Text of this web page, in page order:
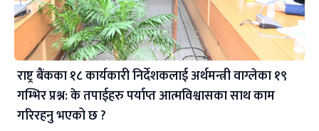
राष्ट्र बैंकका १८ कार्यकारी निर्देशकलाई अर्थमन्त्री वाग्लेका १९
गम्भिर प्रश्न: के तपाईहरु पर्याप्त आत्मविश्वासका साथ काम
गरिरहनु भएको छ ?